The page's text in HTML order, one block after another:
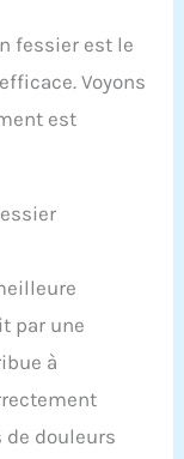
fessier est le
Voyons
est
par une
à
douleurs